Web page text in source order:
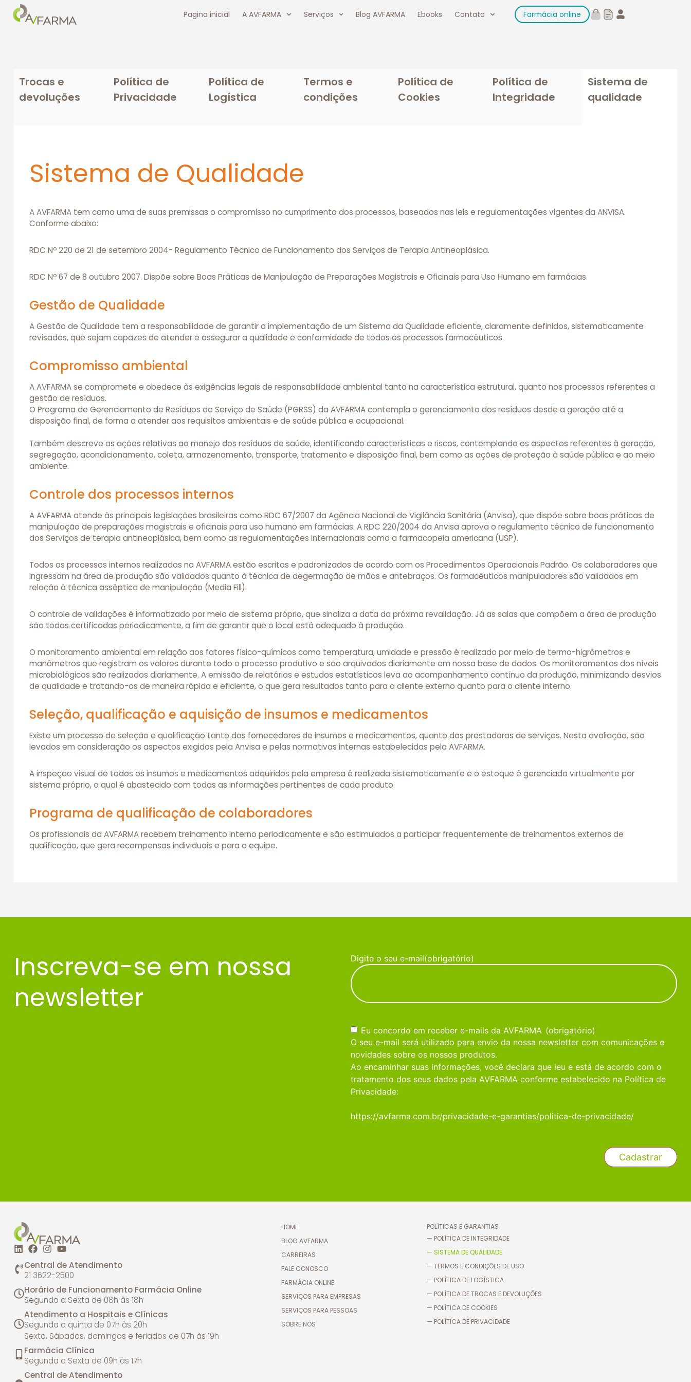
Pagina inicial A AVFARMA Serviços Blog AVFARMA Ebooks Contato Farmácia online
Trocas e
devoluções
Política de
Privacidade
Política de
Logística
Termos e
condições
Política de
Cookies
Política de
Integridade
Sistema de
qualidade
Sistema de Qualidade
A AVFARMA tem como uma de suas premissas o compromisso no cumprimento dos processos, baseados nas leis e regulamentações vigentes da ANVISA.
Conforme abaixo:
RDC Nº 220 de 21 de setembro 2004- Regulamento Técnico de Funcionamento dos Serviços de Terapia Antineoplásica.
RDC Nº 67 de 8 outubro 2007. Dispõe sobre Boas Práticas de Manipulação de Preparações Magistrais e Oficinais para Uso Humano em farmácias.
Gestão de Qualidade
A Gestão de Qualidade tem a responsabilidade de garantir a implementação de um Sistema da Qualidade eficiente, claramente definidos, sistematicamente
revisados, que sejam capazes de atender e assegurar a qualidade e conformidade de todos os processos farmacêuticos.
Compromisso ambiental
A AVFARMA se compromete e obedece às exigências legais de responsabilidade ambiental tanto na característica estrutural, quanto nos processos referentes a
gestão de resíduos.
O Programa de Gerenciamento de Resíduos do Serviço de Saúde (PGRSS) da AVFARMA contempla o gerenciamento dos resíduos desde a geração até a
disposição final, de forma a atender aos requisitos ambientais e de saúde pública e ocupacional.
Também descreve as ações relativas ao manejo dos resíduos de saúde, identificando características e riscos, contemplando os aspectos referentes à geração,
segregação, acondicionamento, coleta, armazenamento, transporte, tratamento e disposição final, bem como as ações de proteção à saúde pública e ao meio
ambiente.
Controle dos processos internos
A AVFARMA atende às principais legislações brasileiras como RDC 67/2007 da Agência Nacional de Vigilância Sanitária (Anvisa), que dispõe sobre boas práticas de
manipulação de preparações magistrais e oficinais para uso humano em farmácias. A RDC 220/2004 da Anvisa aprova o regulamento técnico de funcionamento
dos Serviços de terapia antineoplásica, bem como as regulamentações internacionais como a farmacopeia americana (USP).
Todos os processos internos realizados na AVFARMA estão escritos e padronizados de acordo com os Procedimentos Operacionais Padrão. Os colaboradores que
ingressam na área de produção são validados quanto à técnica de degermação de mãos e antebraços. Os farmacêuticos manipuladores são validados em
relação à técnica asséptica de manipulação (Media Fill).
O controle de validações é informatizado por meio de sistema próprio, que sinaliza a data da próxima revalidação. Já as salas que compõem a área de produção
são todas certificadas periodicamente, a fim de garantir que o local está adequado à produção.
O monitoramento ambiental em relação aos fatores físico-químicos como temperatura, umidade e pressão é realizado por meio de termo-higrômetros e
manômetros que registram os valores durante todo o processo produtivo e são arquivados diariamente em nossa base de dados. Os monitoramentos dos níveis
microbiológicos são realizados diariamente. A emissão de relatórios e estudos estatísticos leva ao acompanhamento contínuo da produção, minimizando desvios
de qualidade e tratando-os de maneira rápida e eficiente, o que gera resultados tanto para o cliente externo quanto para o cliente interno.
Seleção, qualificação e aquisição de insumos e medicamentos
Existe um processo de seleção e qualificação tanto dos fornecedores de insumos e medicamentos, quanto das prestadoras de serviços. Nesta avaliação, são
levados em consideração os aspectos exigidos pela Anvisa e pelas normativas internas estabelecidas pela AVFARMA.
A inspeção visual de todos os insumos e medicamentos adquiridos pela empresa é realizada sistematicamente e o estoque é gerenciado virtualmente por
sistema próprio, o qual é abastecido com todas as informações pertinentes de cada produto.
Programa de qualificação de colaboradores
Os profissionais da AVFARMA recebem treinamento interno periodicamente e são estimulados a participar frequentemente de treinamentos externos de
qualificação, que gera recompensas individuais e para a equipe.
Inscreva-se em nossa
newsletter
Digite o seu e-mail(obrigatório)
Consentimento(obrigatório)
Eu concordo em receber e-mails da AVFARMA (obrigatório)
O seu e-mail será utilizado para envio da nossa newsletter com comunicações e
novidades sobre os nossos produtos.
Ao encaminhar suas informações, você declara que leu e está de acordo com o
tratamento dos seus dados pela AVFARMA conforme estabelecido na Política de
Privacidade:
https://avfarma.com.br/privacidade-e-garantias/politica-de-privacidade/
Central de Atendimento
21 3622-2500
Horário de Funcionamento Farmácia Online
Segunda a Sexta de 08h às 18h
Atendimento a Hospitais e Clínicas
Segunda a quinta de 07h às 20h
Sexta, Sábados, domingos e feriados de 07h às 19h
Farmácia Clínica
Segunda a Sexta de 09h às 17h
Central de Atendimento
HOME
BLOG AVFARMA
CARREIRAS
FALE CONOSCO
FARMÁCIA ONLINE
SERVIÇOS PARA EMPRESAS
SERVIÇOS PARA PESSOAS
SOBRE NÓS
POLÍTICAS E GARANTIAS
— POLÍTICA DE INTEGRIDADE
— SISTEMA DE QUALIDADE
— TERMOS E CONDIÇÕES DE USO
— POLÍTICA DE LOGÍSTICA
— POLÍTICA DE TROCAS E DEVOLUÇÕES
— POLÍTICA DE COOKIES
— POLÍTICA DE PRIVACIDADE